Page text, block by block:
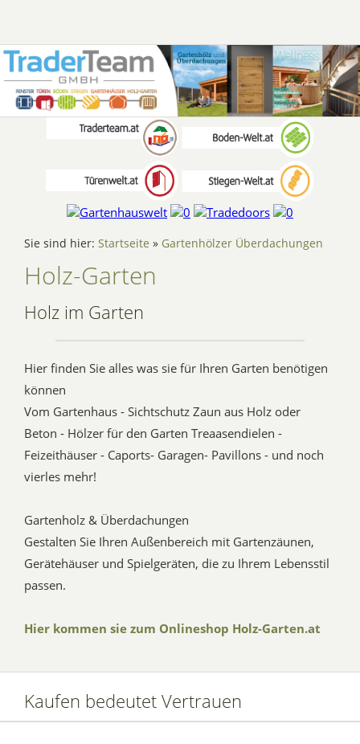
Sie sind hier: Startseite » Gartenhölzer Überdachungen
Holz-Garten
Holz im Garten
Hier finden Sie alles was sie für Ihren Garten benötigen
können
Vom Gartenhaus - Sichtschutz Zaun aus Holz oder
Beton - Hölzer für den Garten Treaasendielen -
Feizeithäuser - Caports- Garagen- Pavillons - und noch
vierles mehr!
Gartenholz & Überdachungen
Gestalten Sie Ihren Außenbereich mit Gartenzäunen,
Gerätehäuser und Spielgeräten, die zu Ihrem Lebensstil
passen.
Hier kommen sie zum Onlineshop Holz-Garten.at
Kaufen bedeutet Vertrauen